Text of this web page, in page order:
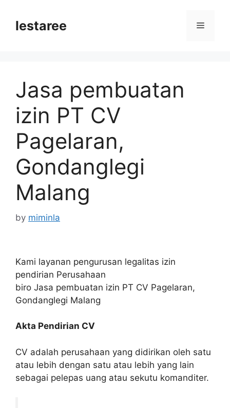
contentlestaree Menu
Jasa pembuatan
izin PT CV
Pagelaran,
Gondanglegi
Malang
by miminla
Kami layanan pengurusan legalitas izin
pendirian Perusahaan
biro Jasa pembuatan izin PT CV Pagelaran,
Gondanglegi Malang
Akta Pendirian CV
CV adalah perusahaan yang didirikan oleh satu
atau lebih dengan satu atau lebih yang lain
sebagai pelepas uang atau sekutu komanditer.